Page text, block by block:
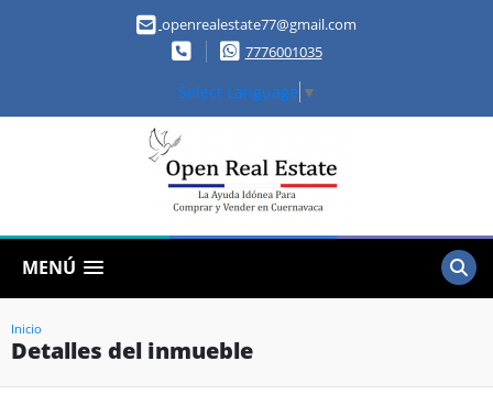
openrealestate77@gmail.com
7776001035
Select Language ▼
MENÚ
Inicio
Detalles del inmueble